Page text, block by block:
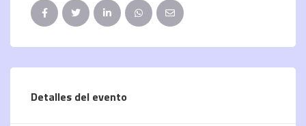
Detalles del evento